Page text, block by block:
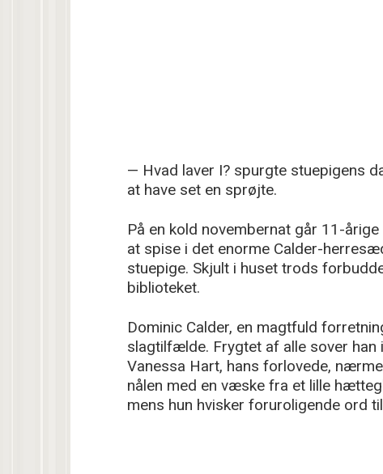
— Hvad laver I? spurgte stuepigens
at have set en sprøjte.
På en kold novembernat går 11-
at spise i det enorme Calder-
stuepige. Skjult i huset trods
biblioteket.
Dominic Calder, en magtfuld
slagtilfælde. Frygtet af alle sover han
Vanessa Hart, hans forlovede,
nålen med en væske fra et lille
mens hun hvisker foruroligende ord